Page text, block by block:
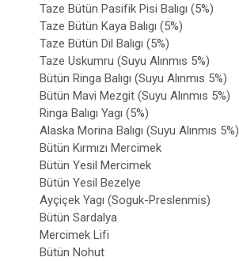
Taze Bütün Pasifik Pisi Balıgı (5%)
Taze Bütün Kaya Balıgı (5%)
Taze Bütün Dil Balıgı (5%)
Taze Uskumru (Suyu Alınmıs 5%)
Bütün Ringa Balıgı (Suyu Alınmıs 5%)
Bütün Mavi Mezgit (Suyu Alınmıs 5%)
Ringa Balıgı Yagı (5%)
Alaska Morina Balıgı (Suyu Alınmıs 5%)
Bütün Kırmızı Mercimek
Bütün Yesil Mercimek
Bütün Yesil Bezelye
Ayçiçek Yagı (Soguk-Preslenmis)
Bütün Sardalya
Mercimek Lifi
Bütün Nohut